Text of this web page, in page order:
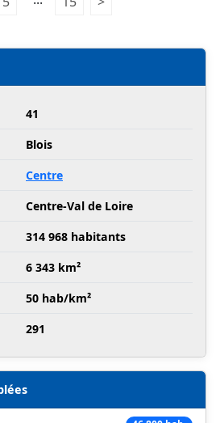
41
Blois
Centre
Centre-Val de Loire
314 968 habitants
6 343 km²
50 hab/km²
291